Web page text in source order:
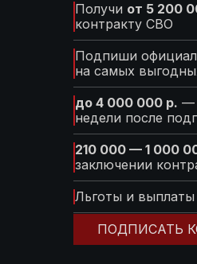
Получи от 5 200
контракту СВО
Подпиши
на самых
до 4 000 000 р. —
недели после
210 000 — 1 000
заключении
Льготы и
ПОДПИСАТЬ